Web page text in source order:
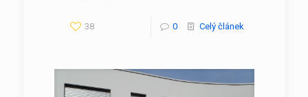
38 0 Celý článek